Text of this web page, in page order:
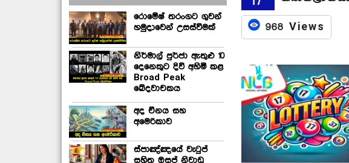
රොමේෂ් තරංගට ගුවන්
හමුදාවෙන් උසස්වීමක්
නිර්මාල් පුර්ජා ඇතුළු 10
දෙනෙකුට දිවි අහිමි කළ
Broad Peak
ඛේදවාචකය
අද චීනය සහ
අමෙරිකාව
ස්පාඤ්ඤයේ වැටුප්
සහිත ඔසප් නිවාඩු
968 Views